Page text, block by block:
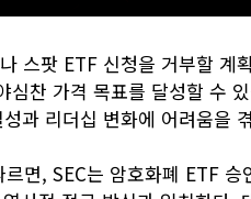
스팟 ETF 신청을 거부할 계
찬 가격 목표를 달성할 수
과 리더십 변화에 어려움을
면, SEC는 암호화폐 ETF